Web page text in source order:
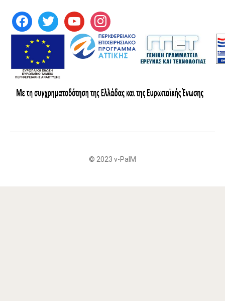
© 2023 v-PalM